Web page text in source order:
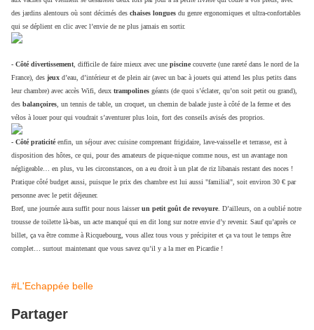
des jardins alentours où sont décimés des chaises longues du genre ergonomiques et ultra-confortables
qui se déplient en clic avec l’envie de ne plus jamais en sortir.
- Côté divertissement , difficile de faire mieux avec une piscine couverte (une rareté dans le nord de la
France), des jeux d’eau, d’intérieur et de plein air (avec un bac à jouets qui attend les plus petits dans
leur chambre) avec accès Wifi, deux trampolines géants (de quoi s’éclater, qu’on soit petit ou grand),
des balançoires , un tennis de table, un croquet, un chemin de balade juste à côté de la ferme et des
vélos à louer pour qui voudrait s’aventurer plus loin, fort des conseils avisés des proprios.
- Côté praticité enfin, un séjour avec cuisine comprenant frigidaire, lave-vaisselle et terrasse, est à
disposition des hôtes, ce qui, pour des amateurs de pique-nique comme nous, est un avantage non
négligeable… en plus, vu les circonstances, on a eu droit à un plat de riz libanais restant des noces !
Pratique côté budget aussi, puisque le prix des chambre est lui aussi "familial", soit environ 30 € par
personne avec le petit déjeuner.
Bref, une journée aura suffit pour nous laisserun petit goût de revoyure . D’ailleurs, on a oublié notre
trousse de toilette là-bas, un acte manqué qui en dit long sur notre envie d’y revenir. Sauf qu’après ce
billet, ça va être comme à Ricquebourg, vous allez tous vous y précipiter et ça va tout le temps être
complet… surtout maintenant que vous savez qu’il y a la mer en Picardie !
#L'Echappée belle
Partager